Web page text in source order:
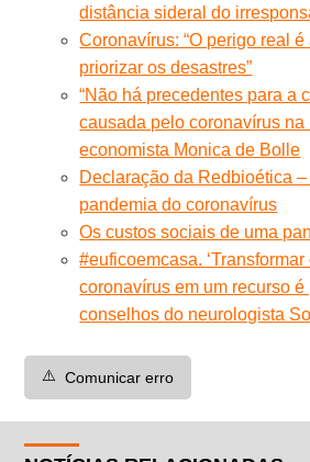
distância sideral do
Coronavírus: “O perigo real
priorizar os desastres”
“Não há precedentes para a
causada pelo coronavírus na
economista Monica de Bolle
Declaração da Redbioética
pandemia do coronavírus
Os custos sociais de uma
#euficoemcasa.
coronavírus em um recurso é
conselhos do neurologista
⚠️ Comunicar erro